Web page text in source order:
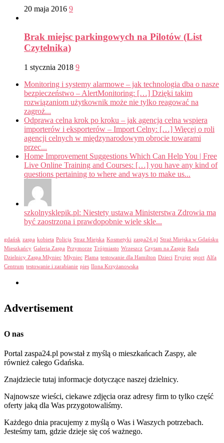
20 maja 2016 9
Brak miejsc parkingowych na Pilotów (List
Czytelnika)
1 stycznia 2018 9
Monitoring i systemy alarmowe – jak technologia dba o nasze
bezpieczeństwo – AlertMonitoring: […] Dzięki takim
rozwiązaniom użytkownik może nie tylko reagować na
zagroż...
Odprawa celna krok po kroku – jak agencja celna wspiera
importerów i eksporterów – Import Celny: […] Więcej o roli
agencji celnych w międzynarodowym obrocie towarami
przec...
Home Improvement Suggestions Which Can Help You | Free
Live Online Training and Courses: […] you have any kind of
questions pertaining to where and ways to make us...
szkolnysklepik.pl: Niestety ustawa Ministerstwa Zdrowia ma
być zaostrzona i prawdopobnie wiele skle...
gdańsk zaspa kobieta Policja Straz Miejska Kosmetyki zaspa24.pl Straż Miejska w Gdańsku
Mieszkańcy Galeria Zaspa Przymorze Trójmiasto Wrzeszcz Czytam na Zaspie Rada
Dzielnicy Zaspa Młyniec Młyniec Plama testowanie dla Hamilton Dzieci Fryzjer sport Alfa
Centrum testowanie i zarabianie pies Ilona Krzyżanowska
Advertisement
O nas
Portal zaspa24.pl powstał z myślą o mieszkańcach Zaspy, ale
również całego Gdańska.
Znajdziecie tutaj informacje dotyczące naszej dzielnicy.
Najnowsze wieści, ciekawe zdjęcia oraz adresy firm to tylko część
oferty jaką dla Was przygotowaliśmy.
Każdego dnia pracujemy z myślą o Was i Waszych potrzebach.
Jesteśmy tam, gdzie dzieje się coś ważnego.